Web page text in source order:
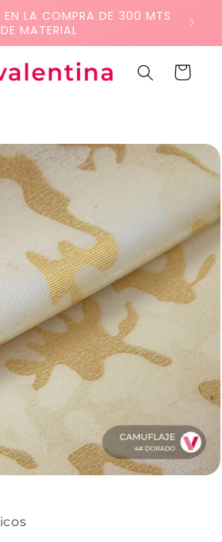
EN LA COMPRA DE 300 MTS
DE MATERIAL
Carrito